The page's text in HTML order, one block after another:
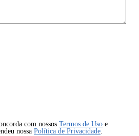
com nossos Termos de Uso e
nossa Política de Privacidade.